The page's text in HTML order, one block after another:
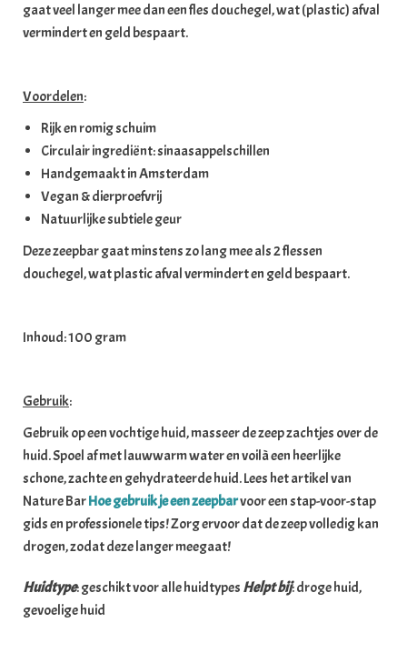
gaat veel langer mee dan een fles douchegel, wat (plastic) afval
vermindert en geld bespaart.
Voordelen:
Rijk en romig schuim
Circulair ingrediënt: sinaasappelschillen
Handgemaakt in Amsterdam
Vegan & dierproefvrij
Natuurlijke subtiele geur
Deze zeepbar gaat minstens zo lang mee als 2 flessen
douchegel, wat plastic afval vermindert en geld bespaart.
Inhoud: 100 gram
Gebruik:
Gebruik op een vochtige huid, masseer de zeep zachtjes over de
huid. Spoel af met lauwwarm water en voilà een heerlijke
schone, zachte en gehydrateerde huid. Lees het artikel van
Nature BarHoe gebruik je een zeepbarvoor een stap-voor-stap
gids en professionele tips!Zorg ervoor dat de zeep volledig kan
drogen, zodat deze langer meegaat!
Huidtype: geschikt voor alle huidtypes Helpt bij: droge huid,
gevoelige huid